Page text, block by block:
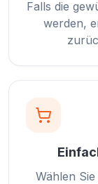
Falls die
werden,
Wählen